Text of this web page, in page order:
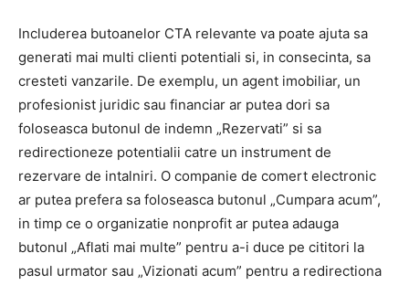
Includerea butoanelor CTA relevante va poate ajuta sa
generati mai multi clienti potentiali si, in consecinta, sa
cresteti vanzarile. De exemplu, un agent imobiliar, un
profesionist juridic sau financiar ar putea dori sa
foloseasca butonul de indemn „Rezervati” si sa
redirectioneze potentialii catre un instrument de
rezervare de intalniri. O companie de comert electronic
ar putea prefera sa foloseasca butonul „Cumpara acum”,
in timp ce o organizatie nonprofit ar putea adauga
butonul „Aflati mai multe” pentru a-i duce pe cititori la
pasul urmator sau „Vizionati acum” pentru a redirectiona